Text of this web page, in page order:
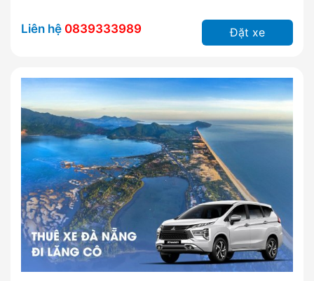
Liên hệ 0839333989 Đặt xe